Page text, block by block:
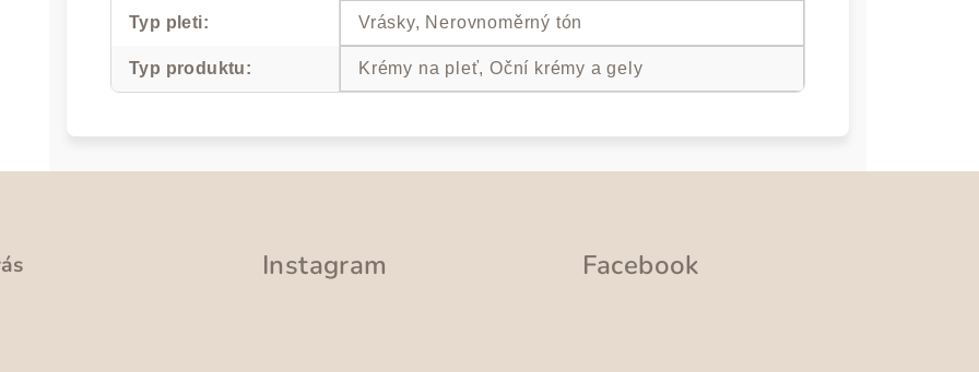
Typ pleti: Vrásky, Nerovnoměrný tón
Typ produktu: Krémy na pleť, Oční krémy a gely
Instagram Facebook